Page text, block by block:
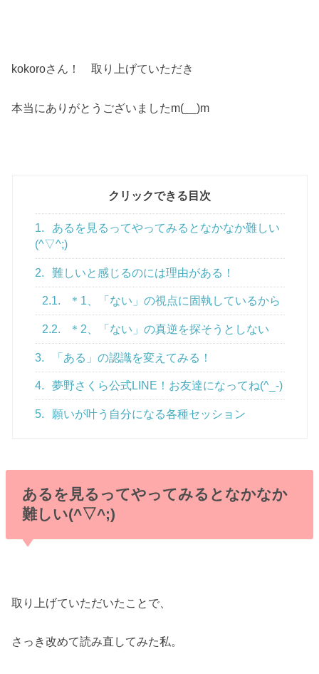
kokoroさん！ 取り上げていただき
本当にありがとうございましたm(__)m
クリックできる目次
1.
あるを見るってやってみるとなかなか難しい
(^▽^;)
2. 難しいと感じるのには理由がある！
2.1. ＊1、「ない」の視点に固執しているから
2.2. ＊2、「ない」の真逆を探そうとしない
3. 「ある」の認識を変えてみる！
4. 夢野さくら公式LINE！お友達になってね(^_-)
5. 願いが叶う自分になる各種セッション
あるを見るってやってみるとなかなか
難しい(^▽^;)
取り上げていただいたことで、
さっき改めて読み直してみた私。